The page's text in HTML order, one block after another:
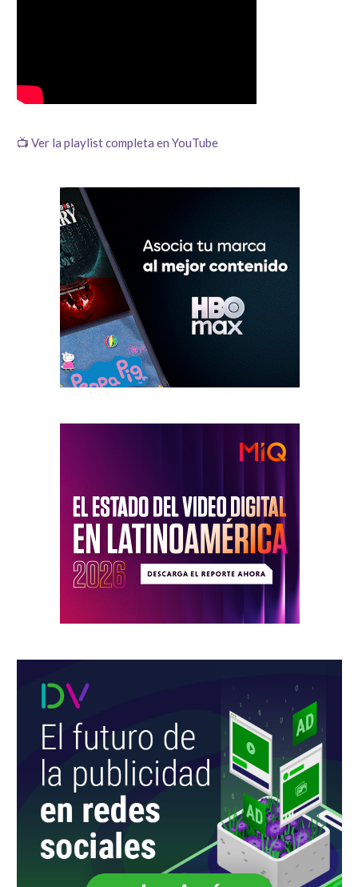
📺 Ver la playlist completa en YouTube